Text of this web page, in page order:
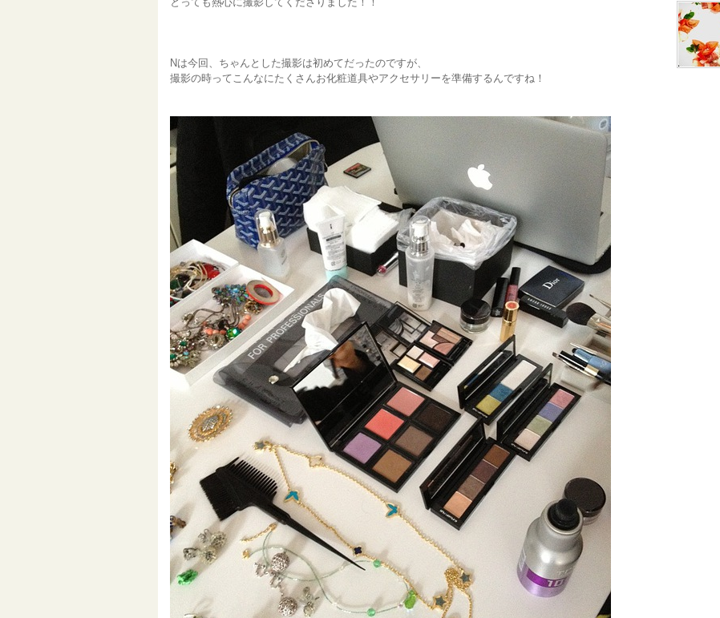
Nは今回、ちゃんとした撮影は初めてだったのですが、
撮影の時ってこんなにたくさんお化粧道具やアクセサリーを準備するんですね！